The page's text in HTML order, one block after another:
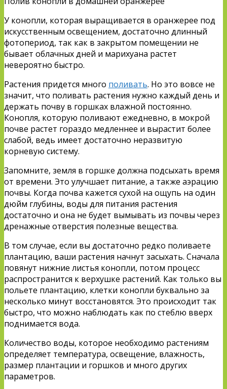
У конопли, которая выращивается в оранжерее под
искусственным освещением, достаточно длинный
фотопериод, так как в закрытом помещении не
бывает облачных дней и марихуана растет
невероятно быстро.
Растения придется много поливать. Но это вовсе не
значит, что поливать растения нужно каждый день и
держать почву в горшках влажной постоянно.
Конопля, которую поливают ежедневно, в мокрой
почве растет гораздо медленнее и вырастит более
слабой, ведь имеет достаточно неразвитую
корневую систему.
Запомните, земля в горшке должна подсыхать время
от времени. Это улучшает питание, а также аэрацию
почвы. Когда почва кажется сухой на ощупь на один
дюйм глубины, воды для питания растения
достаточно и она не будет вымывать из почвы через
дренажные отверстия полезные вещества.
В том случае, если вы достаточно редко поливаете
плантацию, ваши растения начнут засыхать. Сначала
повянут нижние листья конопли, потом процесс
распространится к верхушке растений. Как только вы
польете плантацию, клетки конопли буквально за
несколько минут восстановятся. Это происходит так
быстро, что можно наблюдать как по стеблю вверх
поднимается вода.
Количество воды, которое необходимо растениям
определяет температура, освещение, влажность,
размер плантации и горшков и много других
параметров.